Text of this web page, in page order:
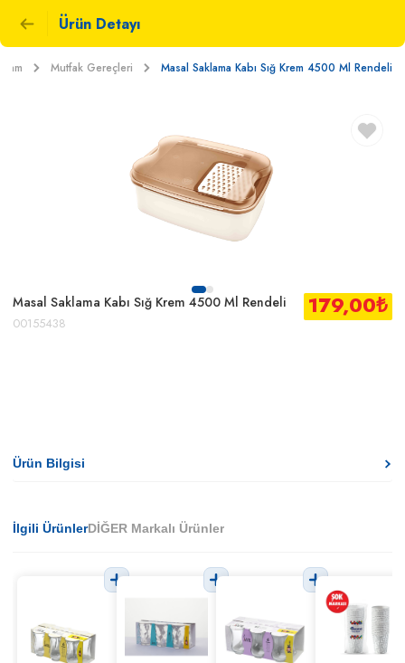
Ürün Detayı
Mutfak Gereçleri Masal Saklama Kabı Sığ Krem 4500 Ml Rendeli
Masal Saklama Kabı Sığ Krem 4500 Ml Rendeli
00155438
179,00₺
Ürün Bilgisi
İlgili ÜrünlerDİĞER Markalı Ürünler